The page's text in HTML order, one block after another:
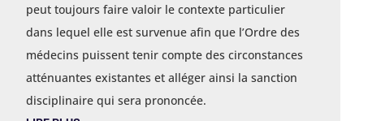
peut toujours faire valoir le contexte particulier
dans lequel elle est survenue afin que l’Ordre des
médecins puissent tenir compte des circonstances
atténuantes existantes et alléger ainsi la sanction
disciplinaire qui sera prononcée.